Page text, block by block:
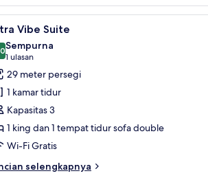
ruang kerja ramah laptop, dan kedap suara
Ultra Vibe Suite |
9 Vibe Suite
dari 10
Sempurna
1 ulasan
(1
ulasan)
29 meter persegi
1 kamar tidur
Kapasitas 3
1 king dan 1 tempat tidur sofa double
Wi-Fi Gratis
selengkapnya